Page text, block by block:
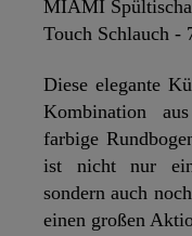
MIAMI
Touch Schlauch -
Diese elegante
Kombination
farbige
ist nicht nur
sondern auch
einen großen